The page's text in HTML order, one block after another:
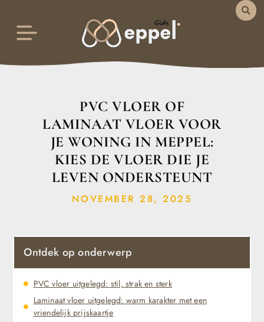
PVC VLOER OF
LAMINAAT VLOER VOOR
JE WONING IN MEPPEL:
KIES DE VLOER DIE JE
LEVEN ONDERSTEUNT
NOVEMBER 28, 2025
Ontdek op onderwerp
PVC vloer uitgelegd: stil, strak en sterk
Laminaat vloer uitgelegd: warm karakter met een
vriendelijk prijskaartje